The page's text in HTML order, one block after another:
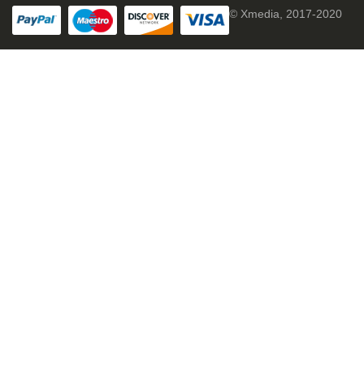
© Xmedia, 2017-2020